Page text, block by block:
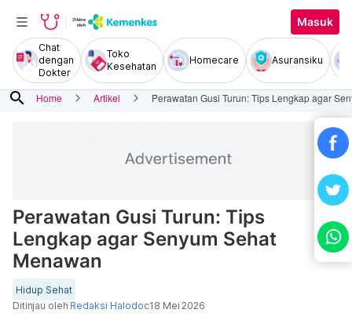
Masuk
Chat
dengan
Dokter
Toko
Kesehatan
Homecare Asuransiku
search Home Artikel Perawatan Gusi Turun: Tips Lengkap agar
Perawatan Gusi Turun: Tips
Lengkap agar Senyum Sehat
Menawan
Hidup Sehat
Ditinjau oleh Redaksi Halodoc18 Mei 2026